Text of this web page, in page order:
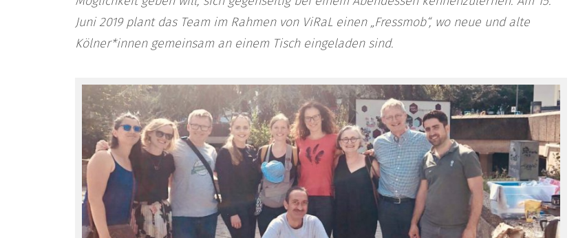
Juni 2019 plant das Team im Rahmen von ViRaL einen „Fressmob“, wo neue und alte
Kölner*innen gemeinsam an einem Tisch eingeladen sind.